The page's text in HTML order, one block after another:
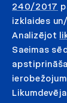
240/2017
izklaides
Analizējot
Saeimas